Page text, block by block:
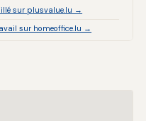
sur plusvalue.lu →
sur homeoffice.lu →